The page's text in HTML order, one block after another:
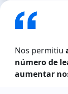
Nos permitiu
número de
aumentar